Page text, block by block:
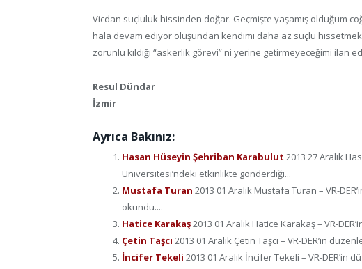
Vicdan suçluluk hissinden doğar. Geçmişte yaşamış olduğum
hala devam ediyor oluşundan kendimi daha az suçlu
zorunlu kıldığı “askerlik görevi” ni yerine getirmeyeceğimi ilan
Resul Dündar
İzmir
Ayrıca Bakınız:
Hasan Hüseyin Şehriban Karabulut 2013 27 Aralık
Üniversitesi’ndeki etkinlikte gönderdiği...
Mustafa Turan 2013 01 Aralık Mustafa Turan – VR-
okundu....
Hatice Karakaş2013 01 Aralık Hatice Karakaş – VR-
Çetin Taşcı 2013 01 Aralık Çetin Taşcı – VR-DER’in
İncifer Tekeli 2013 01 Aralık İncifer Tekeli – VR-